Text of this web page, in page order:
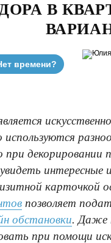
В
времени?
декорировании
интересные
карточкой
позволяет
обстановки. Даже
при помощи